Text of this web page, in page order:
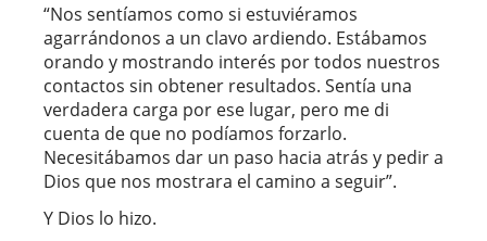
“Nos sentíamos como si estuviéramos
agarrándonos a un clavo ardiendo. Estábamos
orando y mostrando interés por todos nuestros
contactos sin obtener resultados. Sentía una
verdadera carga por ese lugar, pero me di
cuenta de que no podíamos forzarlo.
Necesitábamos dar un paso hacia atrás y pedir a
Dios que nos mostrara el camino a seguir”.
Y Dios lo hizo.